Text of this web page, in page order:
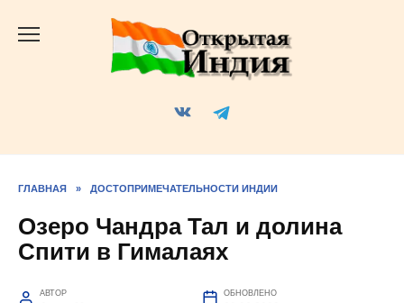
ГЛАВНАЯ » ДОСТОПРИМЕЧАТЕЛЬНОСТИ ИНДИИ
Озеро Чандра Тал и долина
Спити в Гималаях
АВТОР ОБНОВЛЕНО